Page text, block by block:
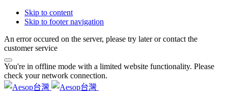
Skip to content
Skip to footer navigation
An error occured on the server, please try later or contact the
customer service
You're in offline mode with a limited website functionality. Please
check your network connection.